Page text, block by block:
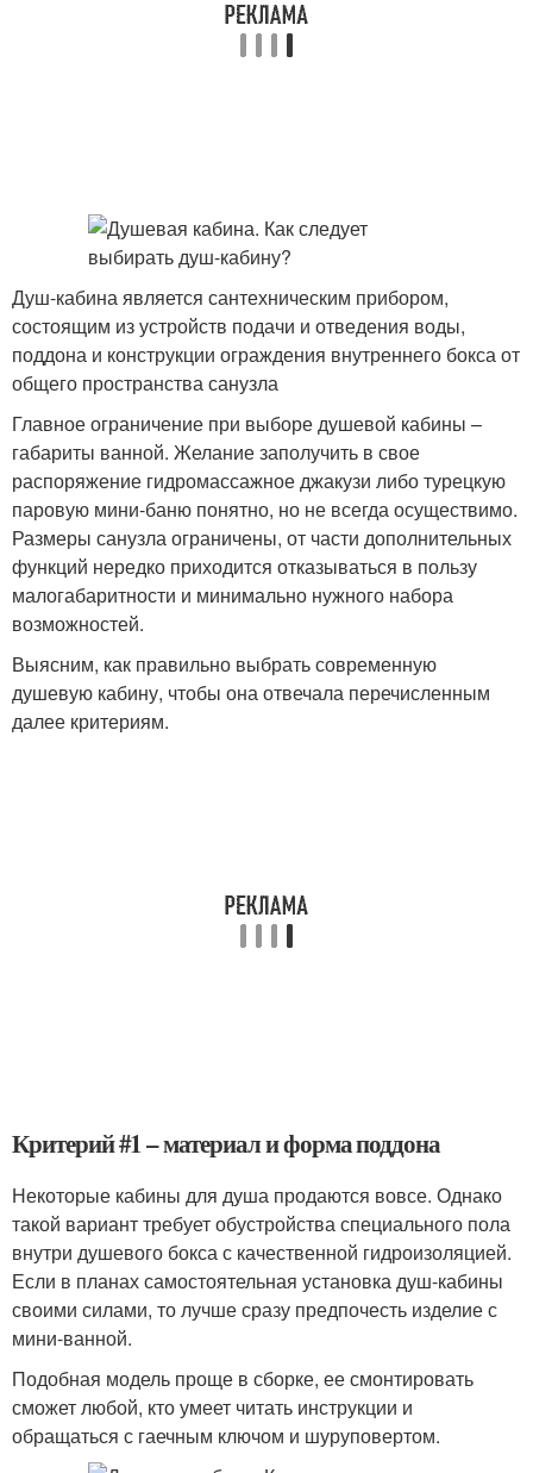
Душ-кабина является сантехническим прибором,
состоящим из устройств подачи и отведения воды,
поддона и конструкции ограждения внутреннего бокса от
общего пространства санузла
Главное ограничение при выборе душевой кабины –
габариты ванной. Желание заполучить в свое
распоряжение гидромассажное джакузи либо турецкую
паровую мини-баню понятно, но не всегда осуществимо.
Размеры санузла ограничены, от части дополнительных
функций нередко приходится отказываться в пользу
малогабаритности и минимально нужного набора
возможностей.
Выясним, как правильно выбрать современную
душевую кабину, чтобы она отвечала перечисленным
далее критериям.
Критерий #1 – материал и форма поддона
Некоторые кабины для душа продаются вовсе. Однако
такой вариант требует обустройства специального пола
внутри душевого бокса с качественной гидроизоляцией.
Если в планах самостоятельная установка душ-кабины
своими силами, то лучше сразу предпочесть изделие с
мини-ванной.
Подобная модель проще в сборке, ее смонтировать
сможет любой, кто умеет читать инструкции и
обращаться с гаечным ключом и шуруповертом.